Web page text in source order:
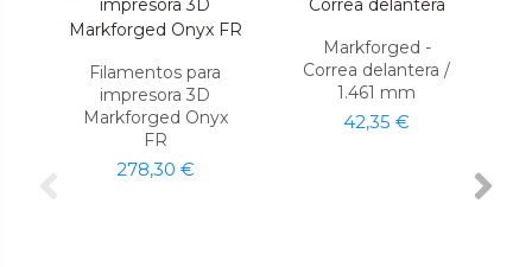
Filamentos para
impresora 3D
Markforged Onyx
FR
278,30 €
Markforged -
Correa delantera /
1.461 mm
42,35 €